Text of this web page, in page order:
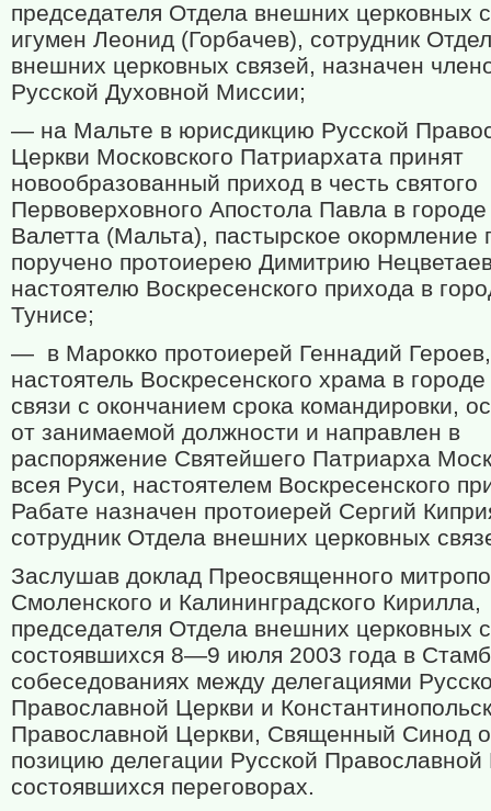
председателя Отдела внешних церковных
игумен Леонид (Горбачев), сотрудник
внешних церковных связей, назначен
Русской Духовной Миссии;
— на Мальте в юрисдикцию Русской
Церкви Московского Патриархата принят
новообразованный приход в честь святого
Первоверховного Апостола Павла в
Валетта (Мальта), пастырское окормление
поручено протоиерею Димитрию
настоятелю Воскресенского прихода в
Тунисе;
— в Марокко протоиерей Геннадий Героев,
настоятель Воскресенского храма в
связи с окончанием срока командировки,
от занимаемой должности и направлен в
распоряжение Святейшего Патриарха
всея Руси, настоятелем Воскресенского
Рабате назначен протоиерей Сергий
сотрудник Отдела внешних церковных
Заслушав доклад Преосвященного
Смоленского и Калининградского Кирилла,
председателя Отдела внешних церковных
состоявшихся 8—9 июля 2003 года в
собеседованиях между делегациями
Православной Церкви и
Православной Церкви, Священный Синод
позицию делегации Русской
состоявшихся переговорах.